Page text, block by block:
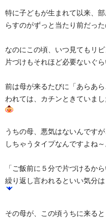
特に子どもが生まれて以来、
らすのがずっと当たり前だった
なのにこの頃、いつ見てもリ
片づけもそれほど必要ないぐら
前は母が来るたびに「あらあ
われては、カチンときていまし
うちの母、悪気はないんです
しちゃうタイプなんですよね～
「ご飯前に５分で片づけるか
繰り返し言われるといい気分は
その母が、この頃うちに来ると